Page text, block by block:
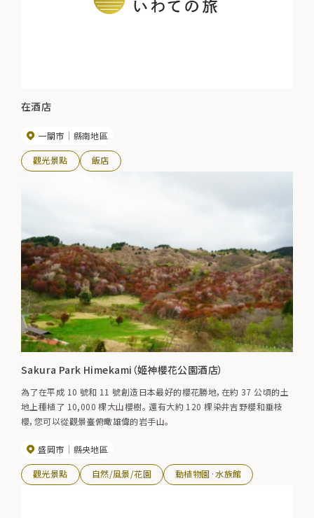
在酒店
一關市 縣南地區
觀光景點 飯店
Sakura Park Himekami（姬神櫻花公園酒店）
為了在平成 10 號和 11 號創造日本最好的櫻花勝地，在約 37 公頃的土
地上種植了 10,000 棵大山櫻樹。 還有大約 120 棵染井吉野櫻和垂枝
櫻，您可以從觀景臺俯瞰雄偉的岩手山。
盛岡市 縣央地區
觀光景點 自然/風景/花園 動植物園·水族館